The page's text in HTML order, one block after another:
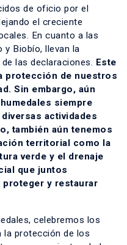
de oficio por el
el creciente
En cuanto a las
y Biobío, llevan la
las declaraciones. Este
protección de nuestros
Sin embargo, aún
siempre
actividades
también aún tenemos
territorial como la
verde y el drenaje
que juntos
proteger y restaurar
celebremos los
la protección de los